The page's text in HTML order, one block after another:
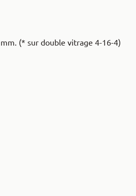
(* sur double vitrage 4-16-4)